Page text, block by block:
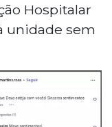
Hospitalar
unidade sem